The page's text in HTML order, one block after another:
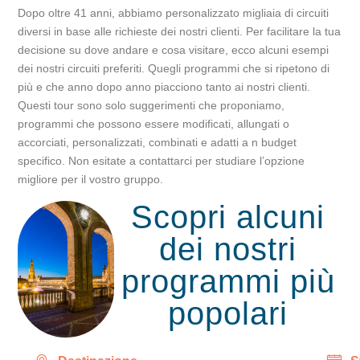
Dopo oltre 41 anni, abbiamo personalizzato migliaia di circuiti
diversi in base alle richieste dei nostri clienti. Per facilitare la tua
decisione su dove andare e cosa visitare, ecco alcuni esempi
dei nostri circuiti preferiti. Quegli programmi che si ripetono di
più e che anno dopo anno piacciono tanto ai nostri clienti.
Questi tour sono solo suggerimenti che proponiamo,
programmi che possono essere modificati, allungati o
accorciati, personalizzati, combinati e adatti a n budget
specifico. Non esitate a contattarci per studiare l’opzione
migliore per il vostro gruppo.
Scopri alcuni
dei nostri
programmi più
popolari